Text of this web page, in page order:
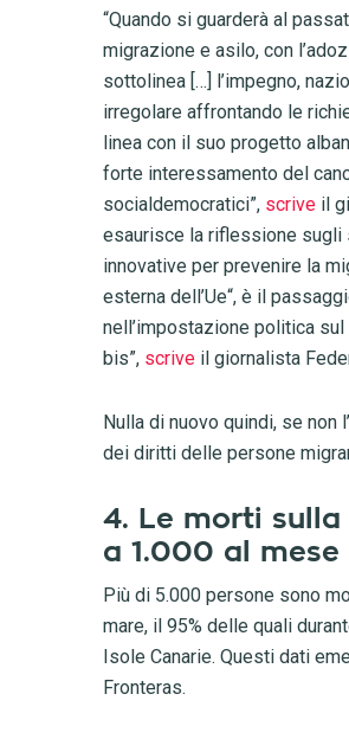
“Quando si guarderà al
migrazione e asilo, con
sottolinea […] l’impegno,
irregolare affrontando le
linea con il suo progetto
forte interessamento del
socialdemocratici”, scrive il
esaurisce la riflessione sugli
innovative per prevenire la
esterna dell’Ue“, è il
nell’impostazione politica
bis”, scrive il giornalista
Nulla di nuovo quindi, se
dei diritti delle persone
4. Le morti
a 1.000 al mese
Più di 5.000 persone sono
mare, il 95% delle quali
Isole Canarie. Questi dati
Fronteras.